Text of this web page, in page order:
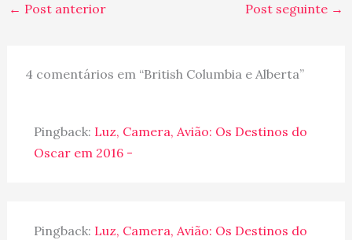
← Post anterior Post seguinte →
4 comentários em “British Columbia e Alberta”
Pingback: Luz, Camera, Avião: Os Destinos do
Oscar em 2016 -
Pingback: Luz, Camera, Avião: Os Destinos do